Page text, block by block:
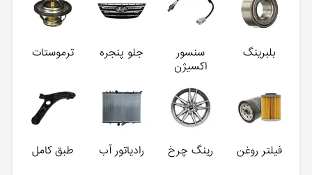
بلبرینگ
سنسور
اکسیژن
جلو پنجره ترموستات
فیلتر روغن رینگ چرخ رادیاتور آب طبق کامل